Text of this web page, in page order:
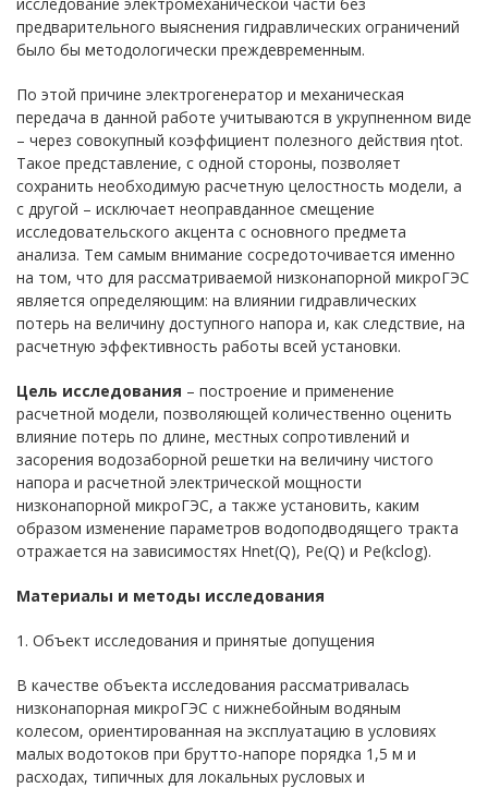
предварительного выяснения гидравлических ограничений
было бы методологически преждевременным.
По этой причине электрогенератор и механическая
передача в данной работе учитываются в укрупненном виде
– через совокупный коэффициент полезного действия ηtot.
Такое представление, с одной стороны, позволяет
сохранить необходимую расчетную целостность модели, а
с другой – исключает неоправданное смещение
исследовательского акцента с основного предмета
анализа. Тем самым внимание сосредоточивается именно
на том, что для рассматриваемой низконапорной микроГЭС
является определяющим: на влиянии гидравлических
потерь на величину доступного напора и, как следствие, на
расчетную эффективность работы всей установки.
Цель исследования – построение и применение
расчетной модели, позволяющей количественно оценить
влияние потерь по длине, местных сопротивлений и
засорения водозаборной решетки на величину чистого
напора и расчетной электрической мощности
низконапорной микроГЭС, а также установить, каким
образом изменение параметров водоподводящего тракта
отражается на зависимостях Hnet(Q), Pe(Q) и Pe(kclog).
Материалы и методы исследования
1. Объект исследования и принятые допущения
В качестве объекта исследования рассматривалась
низконапорная микроГЭС с нижнебойным водяным
колесом, ориентированная на эксплуатацию в условиях
малых водотоков при брутто-напоре порядка 1,5 м и
расходах, типичных для локальных русловых и